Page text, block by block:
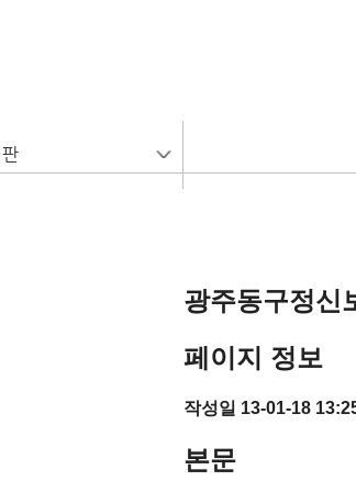
광주동구정신
페이지 정보
작성일 13-01-18
본문